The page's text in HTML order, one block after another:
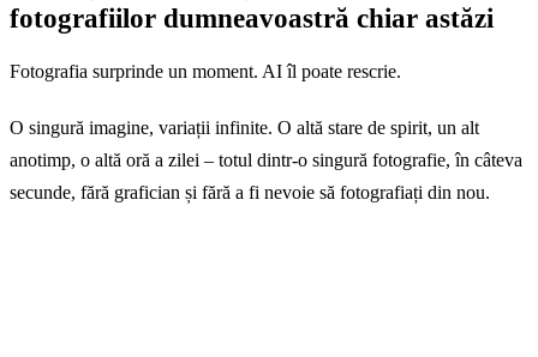
fotografiilor dumneavoastră chiar astăzi
Fotografia surprinde un moment. AI îl poate rescrie.
O singură imagine, variații infinite. O altă stare de spirit, un alt
anotimp, o altă oră a zilei – totul dintr-o singură fotografie, în câteva
secunde, fără grafician și fără a fi nevoie să fotografiați din nou.